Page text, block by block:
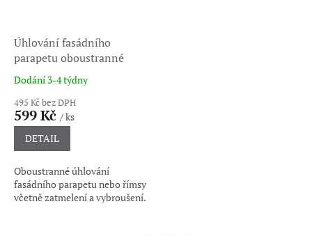
Úhlování fasádního
parapetu oboustranné
Průměrné
produktu
je
5,0
hvězdiček.
Dodání 3-4 týdny
495 Kč bez DPH
599 Kč / ks
DETAIL
Oboustranné úhlování
fasádního parapetu nebo římsy
včetně zatmelení a vybroušení.